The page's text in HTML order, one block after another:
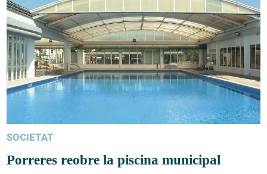
SOCIETAT
Porreres reobre la piscina municipal